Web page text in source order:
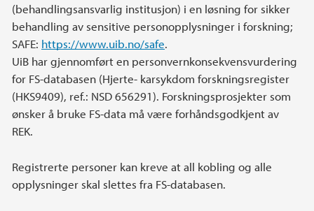
(behandlingsansvarlig institusjon) i en løsning for sikker
behandling av sensitive personopplysninger i forskning;
SAFE: https://www.uib.no/safe.
UiB har gjennomført en personvernkonsekvensvurdering
for FS-databasen (Hjerte- karsykdom forskningsregister
(HKS9409), ref.: NSD 656291). Forskningsprosjekter som
ønsker å bruke FS-data må være forhåndsgodkjent av
REK.
Registrerte personer kan kreve at all kobling og alle
opplysninger skal slettes fra FS-databasen.